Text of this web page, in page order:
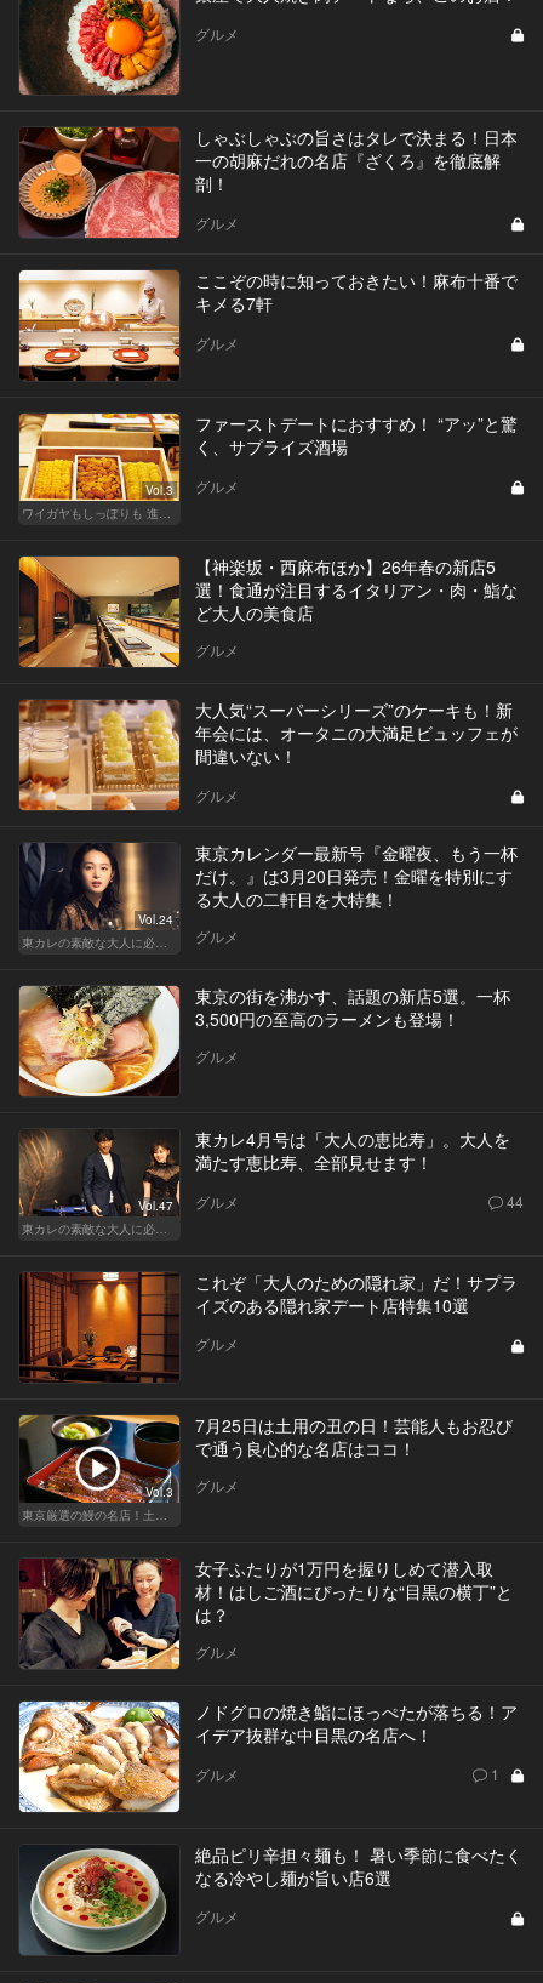
グルメ
しゃぶしゃぶの旨さはタレで決まる！日本
一の胡麻だれの名店『ざくろ』を徹底解
剖！
グルメ
ここぞの時に知っておきたい！麻布十番で
キメる7軒
グルメ
Vol.3
ワイガヤもしっぽりも 進化する大人の酒場スタイル
ファーストデートにおすすめ！ “アッ”と驚
く、サプライズ酒場
グルメ
【神楽坂・西麻布ほか】26年春の新店5
選！食通が注目するイタリアン・肉・鮨な
ど大人の美食店
グルメ
大人気“スーパーシリーズ”のケーキも！新
年会には、オータニの大満足ビュッフェが
間違いない！
グルメ
Vol.24
東カレの素敵な大人に必要なこと
東京カレンダー最新号『金曜夜、もう一杯
だけ。』は3月20日発売！金曜を特別にす
る大人の二軒目を大特集！
グルメ
東京の街を沸かす、話題の新店5選。一杯
3,500円の至高のラーメンも登場！
グルメ
Vol.47
東カレの素敵な大人に必要なこと
東カレ4月号は「大人の恵比寿」。大人を
満たす恵比寿、全部見せます！
グルメ 44
これぞ「大人のための隠れ家」だ！サプラ
イズのある隠れ家デート店特集10選
グルメ
Vol.3
東京厳選の鰻の名店！土用の丑の日じゃなくても行きたい
7月25日は土用の丑の日！芸能人もお忍び
で通う良心的な名店はココ！
グルメ
女子ふたりが1万円を握りしめて潜入取
材！はしご酒にぴったりな“目黒の横丁”と
は？
グルメ
ノドグロの焼き鮨にほっぺたが落ちる！ア
イデア抜群な中目黒の名店へ！
グルメ 1
絶品ピリ辛担々麺も！ 暑い季節に食べたく
なる冷やし麺が旨い店6選
グルメ